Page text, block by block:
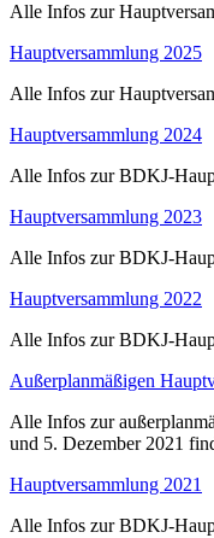
Alle Infos zur
Hauptversammlung 2025
Alle Infos zur
Hauptversammlung 2024
Alle Infos zur BDKJ-
Hauptversammlung 2023
Alle Infos zur BDKJ-
Hauptversammlung 2022
Alle Infos zur BDKJ-
Außerplanmäßigen
Alle Infos zur
und 5. Dezember 2021
Hauptversammlung 2021
Alle Infos zur BDKJ-